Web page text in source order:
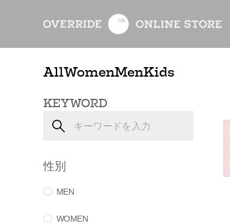
AllWomenMenKids
KEYWORD
性別
MEN
WOMEN